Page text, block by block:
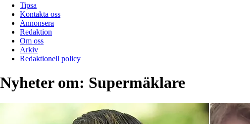
Tipsa
Kontakta oss
Annonsera
Redaktion
Om oss
Arkiv
Redaktionell policy
Nyheter om: Supermäklare